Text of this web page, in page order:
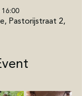
Pastorijstraat 2,